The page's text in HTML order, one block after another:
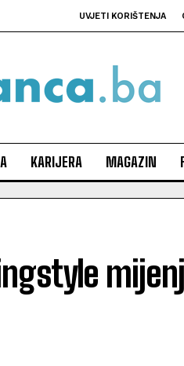
UVJETI KORIŠTENJA
KARIJERA MAGAZIN